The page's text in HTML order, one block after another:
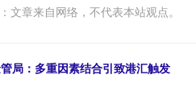
文章来自网络，不代表本站观点。
局：多重因素结合引致港汇触发